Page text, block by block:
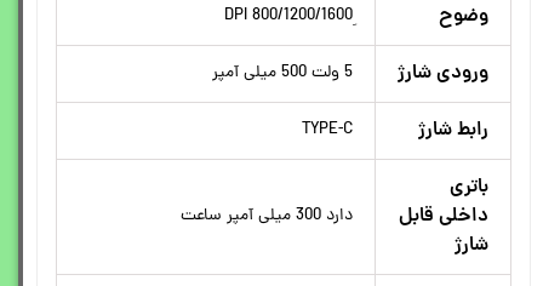
وضوح
ورودی شارژ 5 ولت 500 میلی آمپر
رابط شارژ TYPE-C
باتری
داخلی قابل
شارژ
دارد 300 میلی آمپر ساعت